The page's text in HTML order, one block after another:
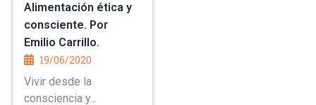
Alimentación ética y
consciente. Por
Emilio Carrillo.
19/06/2020
Vivir desde la
consciencia y...